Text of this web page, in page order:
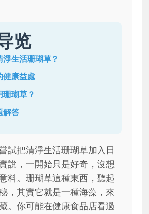
览
淨生活珊瑚草？
健康益處
珊瑚草？
解答
試把清淨生活珊瑚草加入日
說，一開始只是好奇，沒想
料。珊瑚草這種東西，聽起
，其實它就是一種海藻，來
。你可能在健康食品店看過